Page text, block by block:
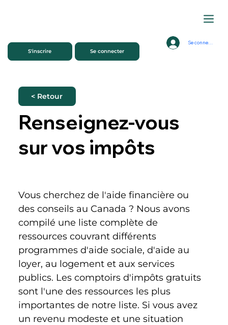
Se connecter
S'inscrire Se connecter
< Retour
Renseignez-vous
sur vos impôts
Vous cherchez de l'aide financière ou
des conseils au Canada ? Nous avons
compilé une liste complète de
ressources couvrant différents
programmes d'aide sociale, d'aide au
loyer, au logement et aux services
publics. Les comptoirs d'impôts gratuits
sont l'une des ressources les plus
importantes de notre liste. Si vous avez
un revenu modeste et une situation